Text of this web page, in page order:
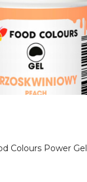
Colours Power